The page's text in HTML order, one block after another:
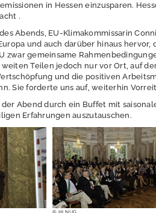
in Hessen einzusparen.
.
Abends, EU-Klimakommissarin
und auch darüber hinaus
zwar gemeinsame
Teilen jedoch nur vor Ort, auf
und die positiven
Sie forderte uns auf, weiterhin
Abend durch ein Buffet mit
Erfahrungen auszutauschen.
© HLNUG